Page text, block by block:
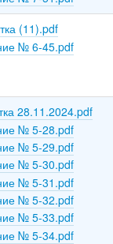
(11).pdf
№ 6-45.pdf
28.11.2024.pdf
№ 5-28.pdf
№ 5-29.pdf
№ 5-30.pdf
№ 5-31.pdf
№ 5-32.pdf
№ 5-33.pdf
№ 5-34.pdf